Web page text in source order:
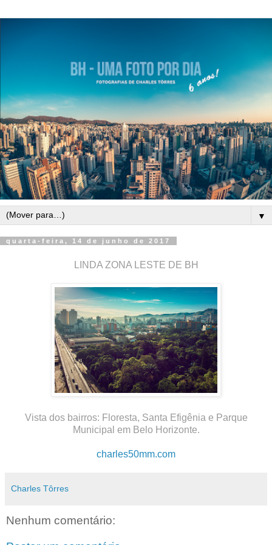
▼
quarta-feira, 14 de junho de 2017
LINDA ZONA LESTE DE BH
Vista dos bairros: Floresta, Santa Efigênia e Parque
Municipal em Belo Horizonte.
charles50mm.com
Charles Tôrres
Nenhum comentário: